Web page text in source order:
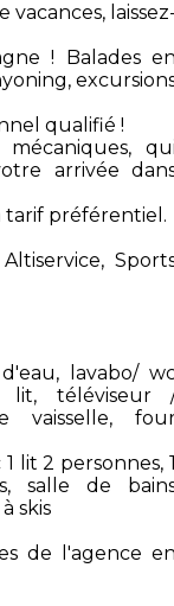
! Balades
qualifié !
arrivée
tarif préférentiel.
lavabo/
lit, téléviseur
vaisselle,
lit 2 personnes,
salle de
skis
de l'agence